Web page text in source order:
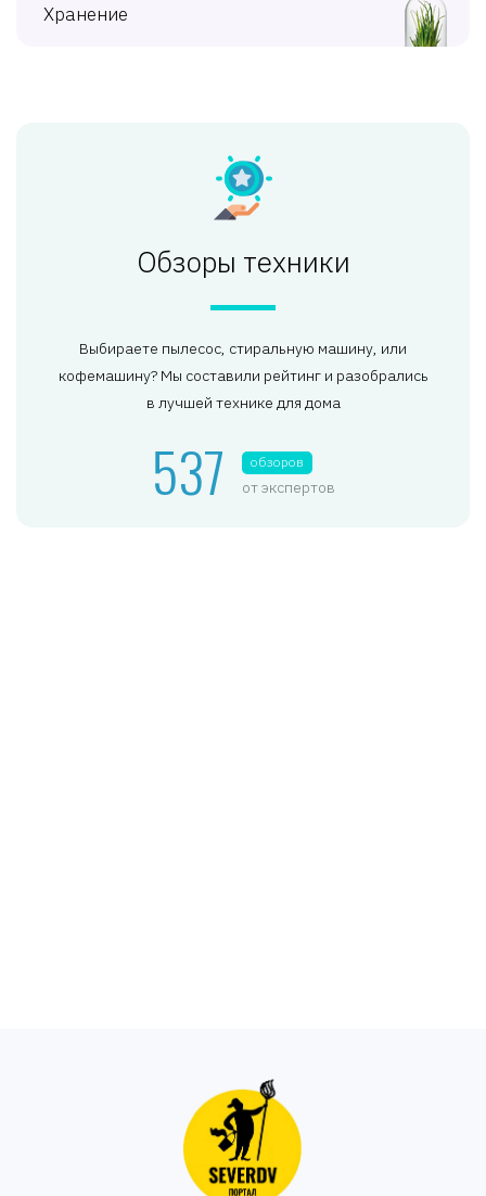
Хранение
Обзоры техники
Выбираете пылесос, стиральную машину, или
кофемашину? Мы составили рейтинг и разобрались
в лучшей технике для дома
537 обзоров
от экспертов